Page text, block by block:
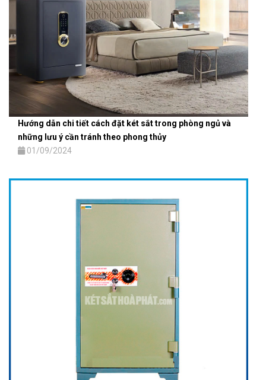
Hướng dẫn chi tiết cách đặt két sắt trong phòng ngủ và
những lưu ý cần tránh theo phong thủy
01/09/2024